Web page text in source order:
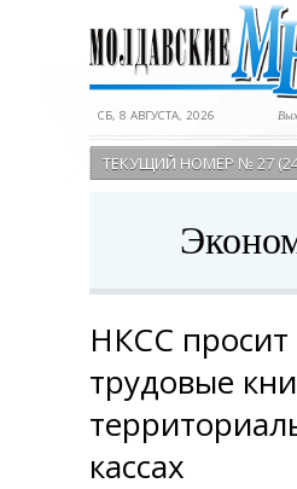
СБ, 8 АВГУСТА, 2026
ТЕКУЩИЙ НОМЕР № 27
НКСС просит
трудовые
кассах